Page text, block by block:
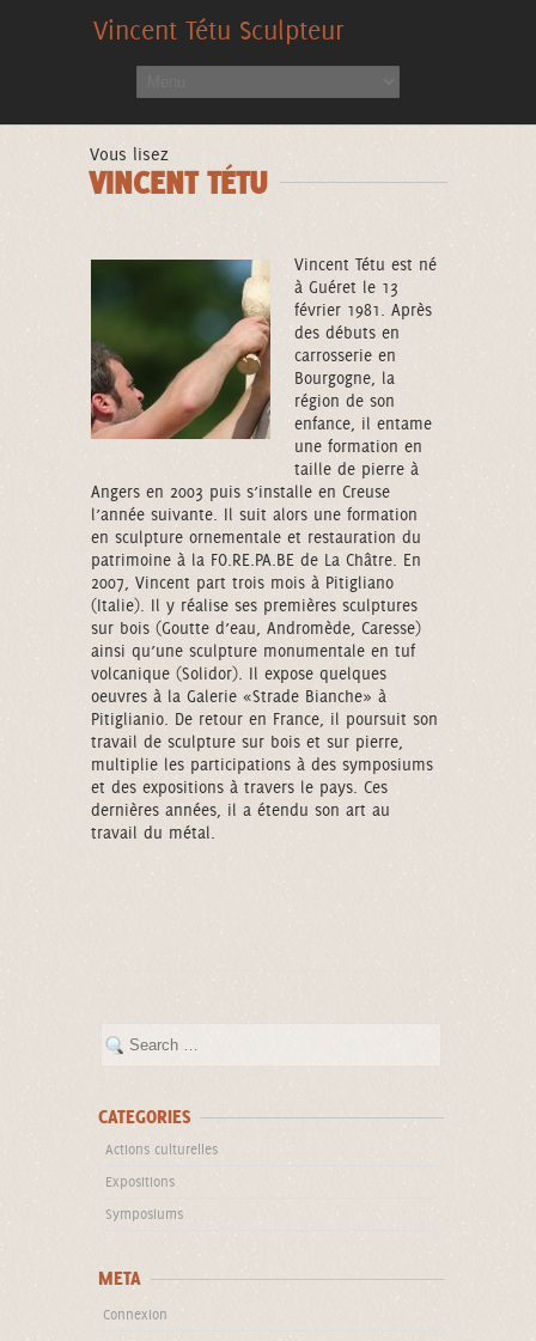
Vincent Tétu Sculpteur
Vous lisez
VINCENT TÉTU
Vincent Tétu est né
à Guéret le 13
février 1981. Après
des débuts en
carrosserie en
Bourgogne, la
région de son
enfance, il entame
une formation en
taille de pierre à
Angers en 2003 puis s’installe en Creuse
l’année suivante. Il suit alors une formation
en sculpture ornementale et restauration du
patrimoine à la FO.RE.PA.BE de La Châtre. En
2007, Vincent part trois mois à Pitigliano
(Italie). Il y réalise ses premières sculptures
sur bois (Goutte d’eau, Andromède, Caresse)
ainsi qu’une sculpture monumentale en tuf
volcanique (Solidor). Il expose quelques
oeuvres à la Galerie «Strade Bianche» à
Pitiglianio. De retour en France, il poursuit son
travail de sculpture sur bois et sur pierre,
multiplie les participations à des symposiums
et des expositions à travers le pays. Ces
dernières années, il a étendu son art au
travail du métal.
CATEGORIES
Actions culturelles
Expositions
Symposiums
META
Connexion